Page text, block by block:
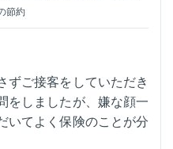
節約
ずご接客をしていただき
をしましたが、嫌な顔一
いてよく保険のことが分